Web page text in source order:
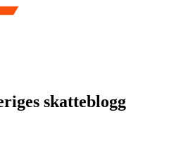
skatteblogg